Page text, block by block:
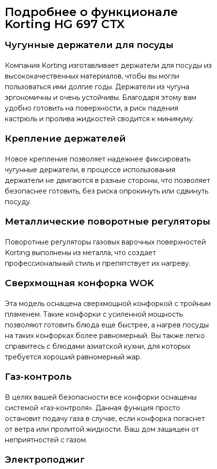
Подробнее о функционале
Korting HG 697 CTX
Чугунные держатели для посуды
Компания Korting изготавливает держатели для посуды из
высококачественных материалов, чтобы вы могли
пользоваться ими долгие годы. Держатели из чугуна
эргономичны и очень устойчивы. Благодаря этому вам
удобно готовить на поверхности, а риск падения
кастрюль и пролива жидкостей сводится к минимуму.
Крепление держателей
Новое крепление позволяет надежнее фиксировать
чугунные держатели, в процессе использования
держатели не двигаются в разные стороны, что позволяет
безопаснее готовить, без риска опрокинуть или сдвинуть
посуду.
Металлические поворотные регуляторы
Поворотные регуляторы газовых варочных поверхностей
Korting выполнены из металла, что создает
профессиональный стиль и препятствует их нагреву.
Сверхмощная конфорка WOK
Эта модель оснащена сверхмощной конфоркой с тройным
пламенем. Такие конфорки с усиленной мощность
позволяют готовить блюда еще быстрее, а нагрев посуды
на таких конфорках более равномерный. Вы также легко
справитесь с блюдами азиатской кухни, для которых
требуется хороший равномерный жар.
Газ-контроль
В целях вашей безопасности все конфорки оснащены
системой «газ-контроля». Данная функция просто
остановит подачу газа в случае, если конфорка погаснет
от ветра или пролитой жидкости. Ваш дом защищен от
неприятностей с газом.
Электроподжиг